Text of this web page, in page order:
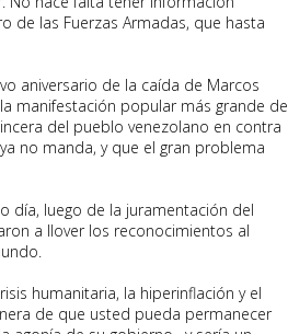
de las Fuerzas Armadas, que hasta
aniversario de la caída de Marcos
manifestación popular más grande de
del pueblo venezolano en contra
no manda, y que el gran problema
día, luego de la juramentación del
a llover los reconocimientos al
humanitaria, la hiperinflación y el
de que usted pueda permanecer